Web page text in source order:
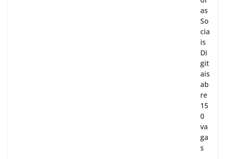
as
So
cia
is
Di
git
ais
ab
re
15
0
va
ga
s